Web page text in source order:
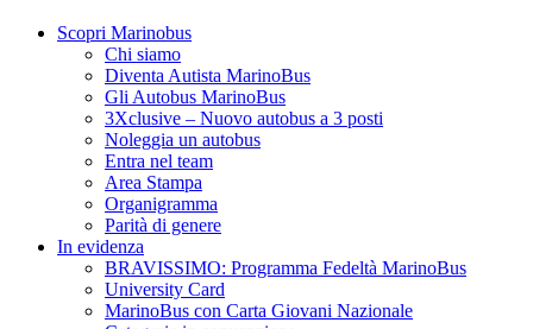
Scopri Marinobus
Chi siamo
Diventa Autista MarinoBus
Gli Autobus MarinoBus
3Xclusive – Nuovo autobus a 3 posti
Noleggia un autobus
Entra nel team
Area Stampa
Organigramma
Parità di genere
In evidenza
BRAVISSIMO: Programma Fedeltà MarinoBus
University Card
MarinoBus con Carta Giovani Nazionale